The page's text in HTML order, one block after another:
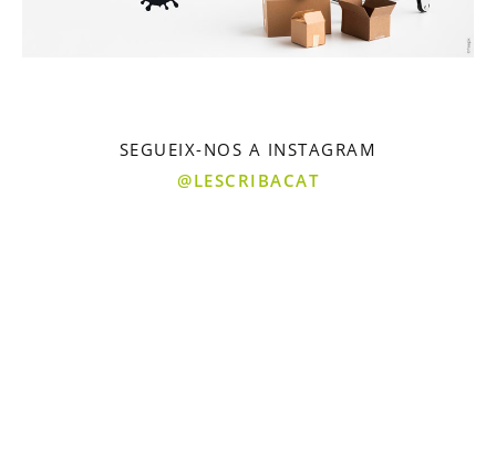
SEGUEIX-NOS A INSTAGRAM
@LESCRIBACAT